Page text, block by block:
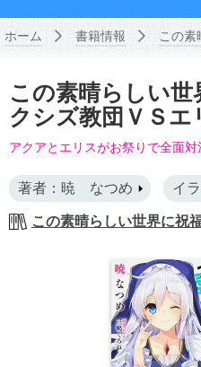
ホーム 書籍情報 この素
この素晴らしい
クシズ教団ＶＳエ
アクアとエリスがお祭りで全面対
著者：暁 なつめ イ
この素晴らしい世界に祝